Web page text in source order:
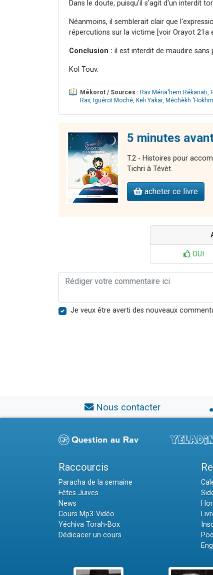
Dans le doute, puisqu'il s'agit d'un interdit
Néanmoins, il semblerait clair que
répercutions sur la victime [voir Orayot 21a
Conclusion : il est interdit de maudire
Kol Touv.
Mékorot / Sources : Rav Ména'hem Rékanati
Rav, Iguérot Moché Keli Yakar, Méchèkh
5 minutes
T.2 - Histoires pour
Tichri à Tévèt.
acheter ce livre
OUI
Je veux être averti des nouveaux
Nous contacter
Raccourcis
Paracha de la semaine
Fêtes Juives
News
Cours Mp3-Vidéo
Yéchiva Torah-Box
Dédicacer un cours